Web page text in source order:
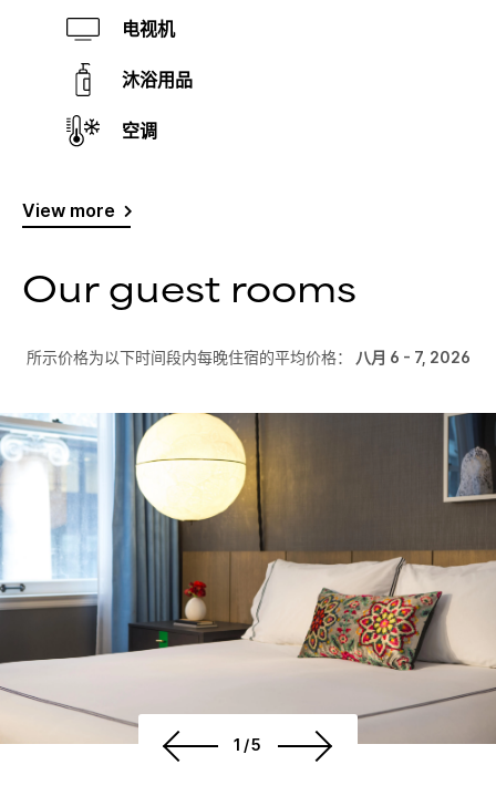
电视机
沐浴用品
空调
View more
Our guest rooms
所示价格为以下时间段内每晚住宿的平均价格： 八月 6 - 7, 2026
1/5